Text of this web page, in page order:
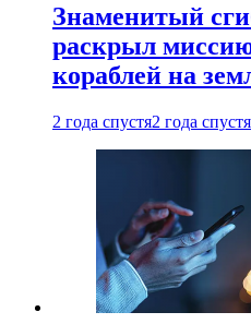
Знаменитый
раскрыл
кораблей на
2 года спустя2 года спустя